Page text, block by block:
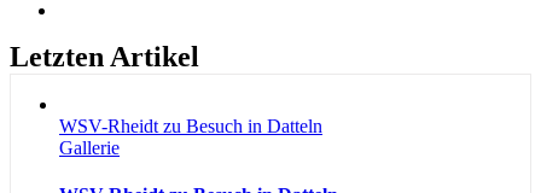
Letzten Artikel
WSV-Rheidt zu Besuch in Datteln
Gallerie